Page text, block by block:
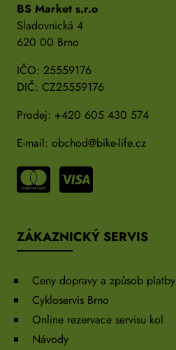
BS Market s.r.o
Sladovnická 4
620 00 Brno
IČO: 25559176
DIČ: CZ25559176
Prodej: +420 605 430 574
E-mail: obchod@bike-life.cz
ZÁKAZNICKÝ SERVIS
Ceny dopravy a způsob platby
Cykloservis Brno
Online rezervace servisu kol
Návody